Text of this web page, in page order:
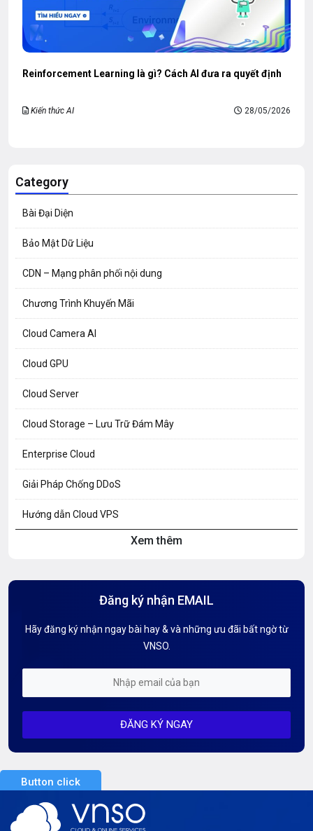
Reinforcement Learning là gì? Cách AI đưa ra quyết định
Kiến thức AI 28/05/2026
Category
Bài Đại Diện
Bảo Mật Dữ Liệu
CDN – Mạng phân phối nội dung
Chương Trình Khuyến Mãi
Cloud Camera AI
Cloud GPU
Cloud Server
Cloud Storage – Lưu Trữ Đám Mây
Enterprise Cloud
Giải Pháp Chống DDoS
Hướng dẫn Cloud VPS
Hướng dẫn Tên miền
Kiến thức AI
Mỗi tuần 01 Server
Server Dedicated (Máy chủ riêng)
Server GPU
Server Windows
Xem thêm
Đăng ký nhận EMAIL
Hãy đăng ký nhận ngay bài hay & và những ưu đãi bất ngờ từ
VNSO.
ĐĂNG KÝ NGAY
Button click